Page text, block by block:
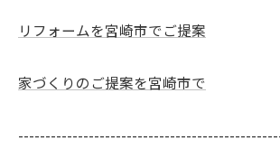
リフォームを宮崎市でご提案
家づくりのご提案を宮崎市で